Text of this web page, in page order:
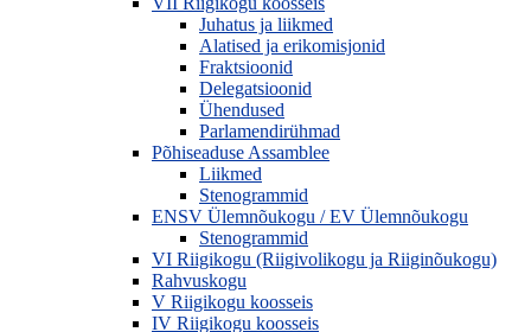
Juhatus ja liikmed
Alatised ja erikomisjonid
Fraktsioonid
Delegatsioonid
Ühendused
Parlamendirühmad
Põhiseaduse Assamblee
Liikmed
Stenogrammid
ENSV Ülemnõukogu / EV Ülemnõukogu
Stenogrammid
VI Riigikogu (Riigivolikogu ja Riiginõukogu)
Rahvuskogu
V Riigikogu koosseis
IV Riigikogu koosseis